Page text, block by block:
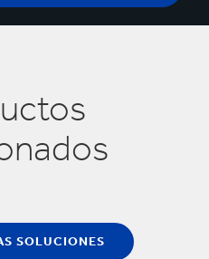
SOLUCIONES